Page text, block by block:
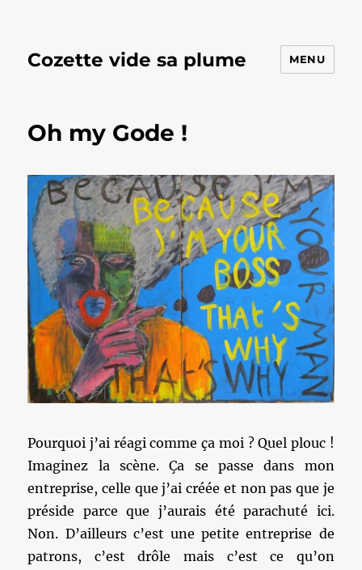
Cozette vide sa plume MENU
Oh my Gode !
Pourquoi j’ai réagi comme ça moi ? Quel plouc !
Imaginez la scène. Ça se passe dans mon
entreprise, celle que j’ai créée et non pas que je
préside parce que j’aurais été parachuté ici.
Non. D’ailleurs c’est une petite entreprise de
patrons, c’est drôle mais c’est ce qu’on